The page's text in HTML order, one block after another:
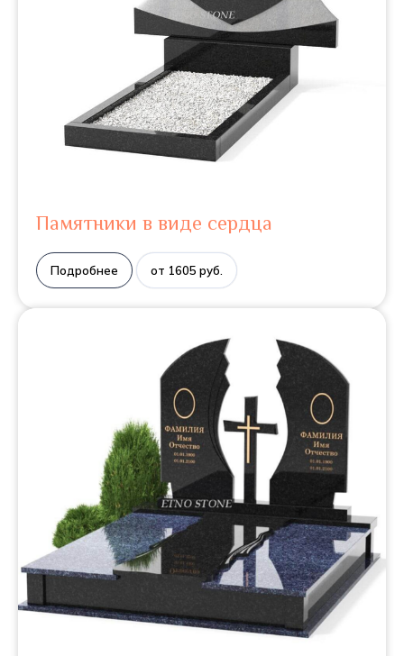
Памятники в виде сердца
Подробнее от 1605 руб.